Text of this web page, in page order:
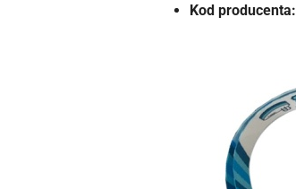
Kod producenta: